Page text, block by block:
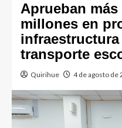
Aprueban más
millones en
transporte
Quirihue 4 de agosto de